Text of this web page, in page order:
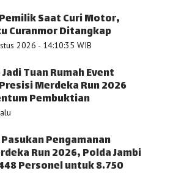
Saat Curi Motor,
Curanmor Ditangkap
2026 - 14:10:35 WIB
Tuan Rumah Event
Merdeka Run 2026
Pembuktian
Pengamanan
Run 2026, Polda Jambi
Personel untuk 8.750